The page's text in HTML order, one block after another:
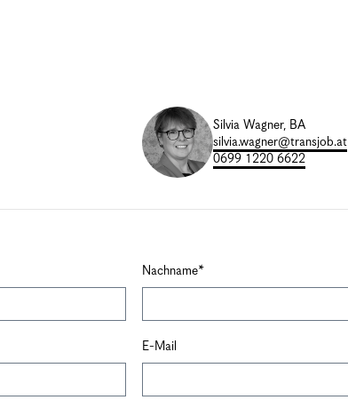
Silvia Wagner, BA
silvia.wagner@transjob.at
0699 1220 6622
Nachname
E-Mail